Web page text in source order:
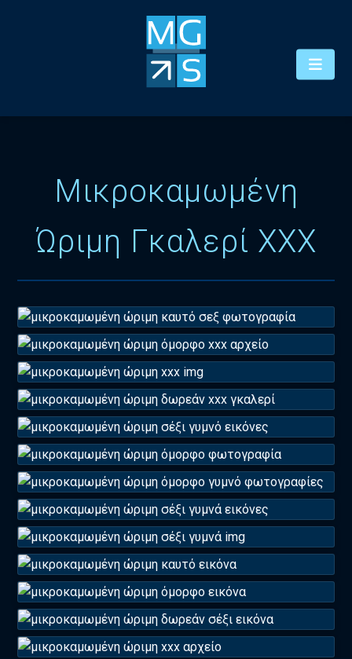
Μικροκαμωμένη
Ώριμη Γκαλερί XXX